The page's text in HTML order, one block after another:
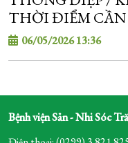
THỜI ĐIỂM CẦN
06/05/2026 13:36
Bệnh viện Sản - Nhi Sóc